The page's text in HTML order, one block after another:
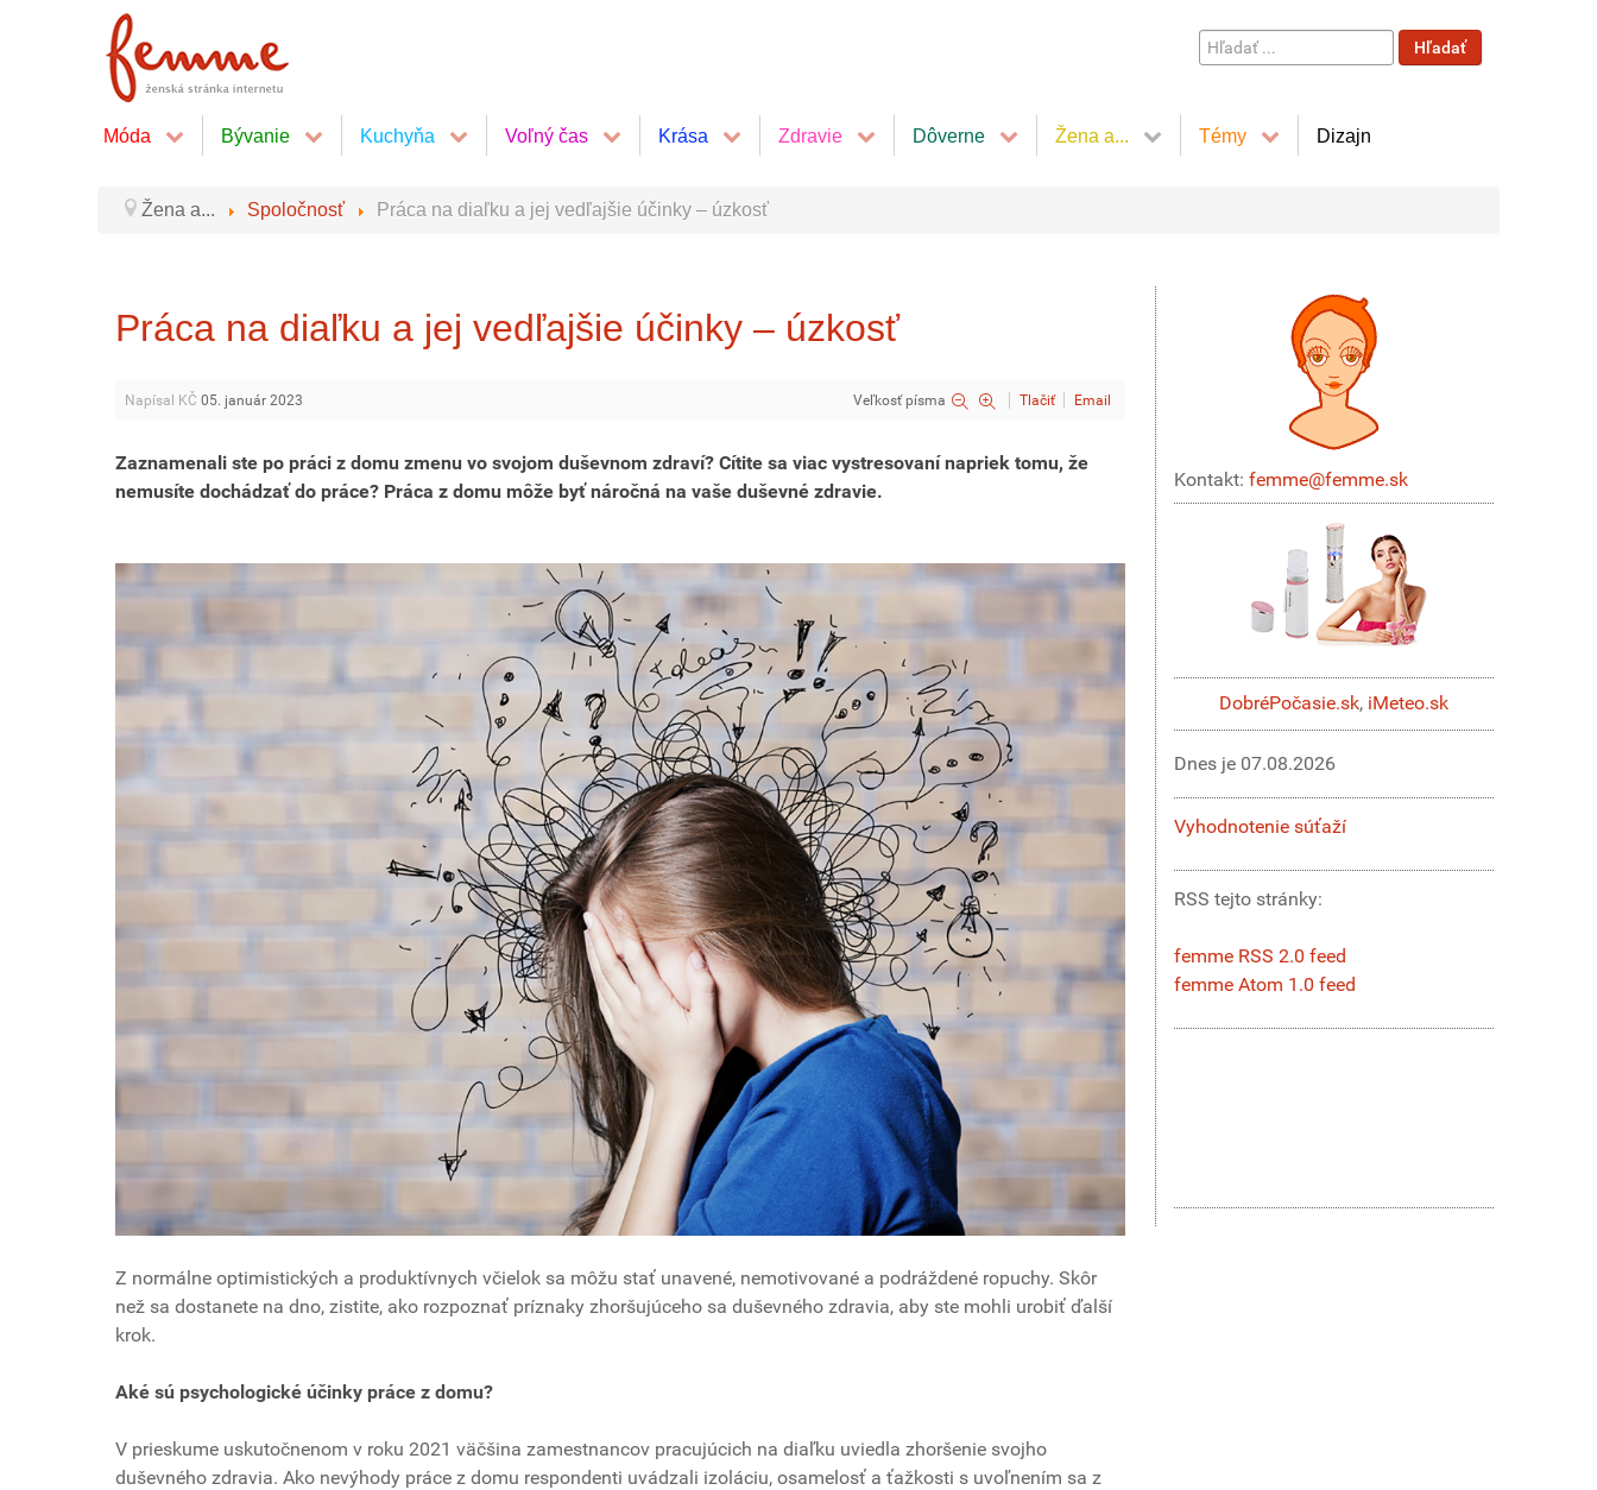
Hľadať
...
Hľadať
Móda Bývanie Kuchyňa Voľný čas Krása Zdravie Dôverne Žena a... Témy Dizajn
Žena a... Spoločnosť Práca na diaľku a jej vedľajšie účinky – úzkosť
Práca na diaľku a jej vedľajšie účinky – úzkosť
Napísal KČ 05. január 2023 Veľkosť písma Tlačiť Email
Zaznamenali ste po práci z domu zmenu vo svojom duševnom zdraví? Cítite sa viac vystresovaní napriek tomu, že
nemusíte dochádzať do práce? Práca z domu môže byť náročná na vaše duševné zdravie.
Z normálne optimistických a produktívnych včielok sa môžu stať unavené, nemotivované a podráždené ropuchy. Skôr
než sa dostanete na dno, zistite, ako rozpoznať príznaky zhoršujúceho sa duševného zdravia, aby ste mohli urobiť ďalší
krok.
Aké sú psychologické účinky práce z domu?
V prieskume uskutočnenom v roku 2021 väčšina zamestnancov pracujúcich na diaľku uviedla zhoršenie svojho
duševného zdravia. Ako nevýhody práce z domu respondenti uvádzali izoláciu, osamelosť a ťažkosti s uvoľnením sa z
Kontakt: femme@femme.sk
DobréPočasie.sk, iMeteo.sk
Dnes je 07.08.2026
Vyhodnotenie súťaží
RSS tejto stránky:
femme RSS 2.0 feed
femme Atom 1.0 feed